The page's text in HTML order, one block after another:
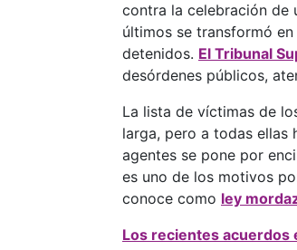
contra la celebración de
últimos se transformó
detenidos. El Tribunal
desórdenes públicos,
La lista de víctimas de
larga, pero a todas ellas
agentes se pone por
es uno de los motivos
conoce como ley
Los recientes acuerdos